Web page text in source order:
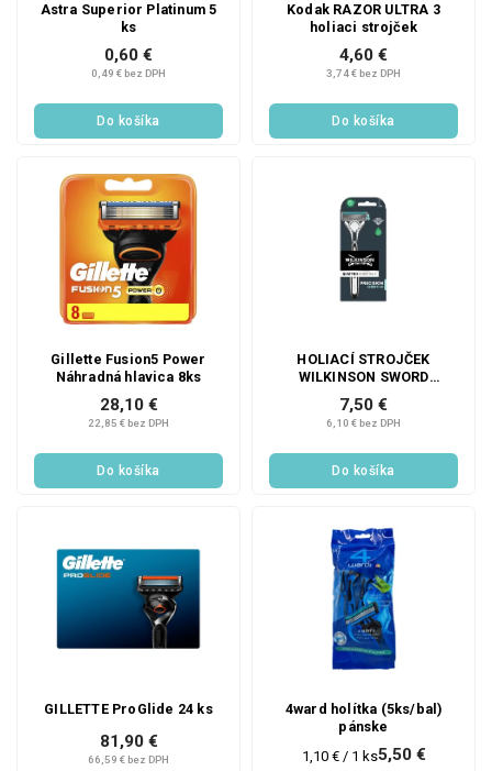
Astra Superior Platinum 5
ks
0,49 € bez DPH
0,60 €
Do košíka
Kodak RAZOR ULTRA 3
holiaci strojček
3,74 € bez DPH
4,60 €
Do košíka
Gillette Fusion5 Power
Náhradná hlavica 8ks
22,85 € bez DPH
28,10 €
Do košíka
HOLIACÍ STROJČEK
WILKINSON SWORD
SENSITIVE + 1 KS HLAVICA
6,10 € bez DPH
7,50 €
Do košíka
GILLETTE ProGlide 24 ks
66,59 € bez DPH
81,90 €
4ward holítka (5ks/bal)
pánske
5,50 €
Jednotková
1,10 € / 1 ks